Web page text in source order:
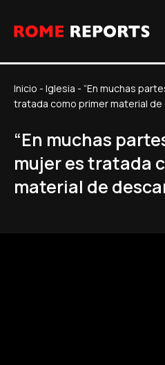
Inicio - Iglesia - “En muchas
tratada como primer material de
“En muchas
mujer es tratada
material de